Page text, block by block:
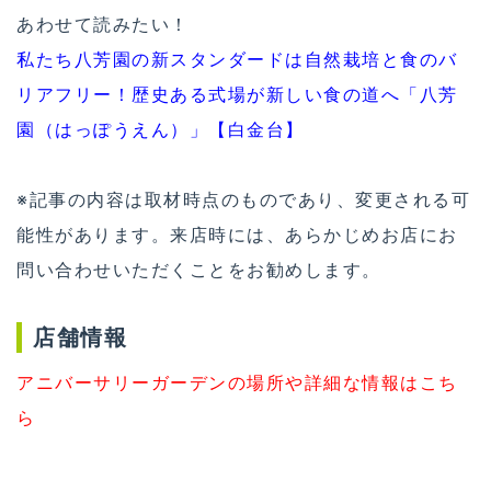
あわせて読みたい！
私たち八芳園の新スタンダードは自然栽培と食のバ
リアフリー！歴史ある式場が新しい食の道へ「八芳
園（はっぽうえん）」【白金台】
※記事の内容は取材時点のものであり、変更される可
能性があります。来店時には、あらかじめお店にお
問い合わせいただくことをお勧めします。
店舗情報
アニバーサリーガーデンの場所や詳細な情報はこち
ら